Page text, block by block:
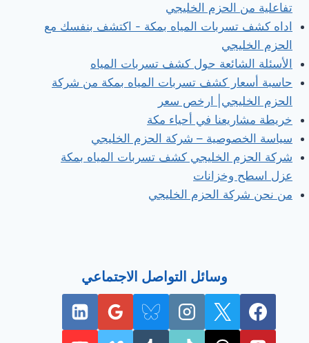
تفاعلية من الحزم الخليجي
اداه كشف تسربات المياه بمكة - اكتشف بنفسك مع
الحزم الخليجي
الأسئلة الشائعة حول كشف تسربات المياه
حاسبة أسعار كشف تسربات المياه بمكة من شركة
الحزم الخليجي| ارخص سعر
خريطة مشاريعنا في أحياء مكة
سياسة الخصوصية – شركة الحزم الخليجي
شركة الحزم الخليجي كشف تسربات المياه بمكة
عزل اسطح وخزانات
من نحن شركة الحزم الخليجي
وسائل التواصل الاجتماعي